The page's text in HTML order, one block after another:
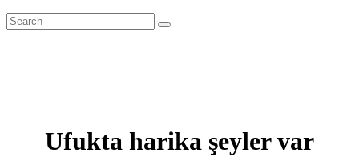
Search
Ufukta harika şeyler var